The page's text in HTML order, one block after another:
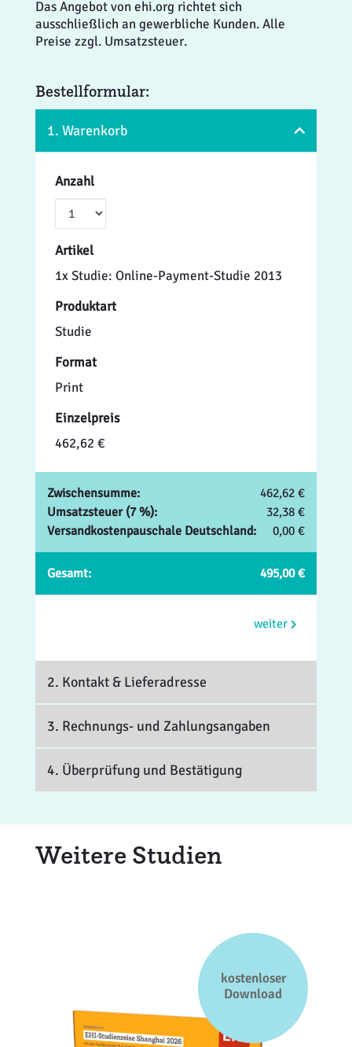
Das Angebot von ehi.org richtet sich
ausschließlich an gewerbliche Kunden. Alle
Preise zzgl. Umsatzsteuer.
Bestellformular:
1. Warenkorb
Anzahl
Artikel
1x Studie: Online-Payment-Studie 2013
Produktart
Studie
Format
Print
Einzelpreis
462,62 €
Zwischensumme:
462,62 €
Umsatzsteuer (7 %):
32,38 €
Versandkostenpauschale Deutschland:
0,00 €
Gesamt: 495,00 €
weiter
2. Kontakt& Lieferadresse
3. Rechnungs- und Zahlungsangaben
4. Überprüfung und Bestätigung
Weitere Studien
kostenloser
Download